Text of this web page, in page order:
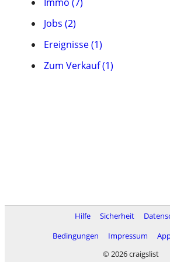
Jobs (2)
Ereignisse (1)
Zum Verkauf (1)
Hilfe Sicherheit
Bedingungen
Impressum
© 2026 craigslist